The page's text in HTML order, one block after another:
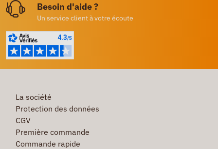
Besoin d'aide ?
Un service client à votre écoute
La société
Protection des données
CGV
Première commande
Commande rapide